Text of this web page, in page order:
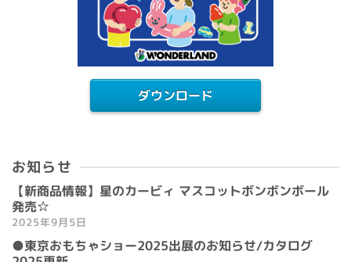
ダウンロード
お知らせ
【新商品情報】星のカービィ マスコットボンボンボール
発売☆
2025年9月5日
●東京おもちゃショー2025出展のお知らせ/カタログ